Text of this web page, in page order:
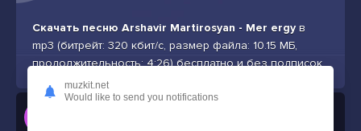
Скачать песню Arshavir Martirosyan - Mer ergy в
mp3 (битрейт: 320 кбит/с, размер файла: 10.15 МБ,
продолжительность: 4:26) бесплатно и без подписок
muzkit.net
Would like to send you notifications